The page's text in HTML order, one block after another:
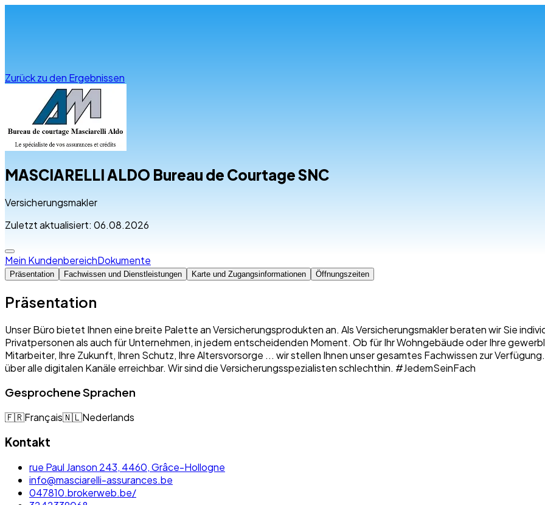
Zurück zu den Ergebnissen
MASCIARELLI ALDO Bureau de Courtage SNC
Versicherungsmakler
Zuletzt aktualisiert: 06.08.2026
Mein KundenbereichDokumente
Präsentation Fachwissen und Dienstleistungen Karte und Zugangsinformationen Öffnungszeiten
Präsentation
Unser Büro bietet Ihnen eine breite Palette an Versicherungsprodukten an. Als Versicherungsmakler beraten wir Sie
Privatpersonen als auch für Unternehmen, in jedem entscheidenden Moment. Ob für Ihr Wohngebäude oder Ihre
Mitarbeiter, Ihre Zukunft, Ihren Schutz, Ihre Altersvorsorge ... wir stellen Ihnen unser gesamtes Fachwissen zur
über alle digitalen Kanäle erreichbar. Wir sind die Versicherungsspezialisten schlechthin. #JedemSeinFach
Gesprochene Sprachen
🇫🇷Français🇳🇱Nederlands
Kontakt
rue Paul Janson 243, 4460, Grâce-Hollogne
info@masciarelli-assurances.be
047810.brokerweb.be/